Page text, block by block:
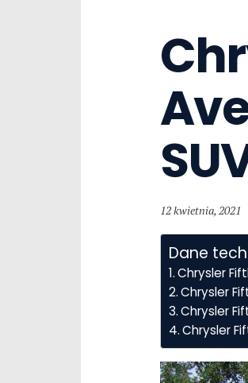
12 kwietnia, 2021
Dane
Chrysler
Chrysler
Chrysler
Chrysler